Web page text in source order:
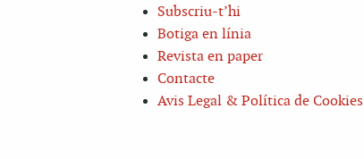
Subscriu-t’hi
Botiga en línia
Revista en paper
Contacte
Avis Legal & Política de Cookies